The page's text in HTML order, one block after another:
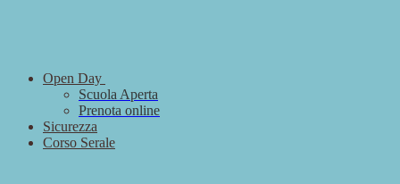
Open Day
Scuola Aperta
Prenota online
Sicurezza
Corso Serale